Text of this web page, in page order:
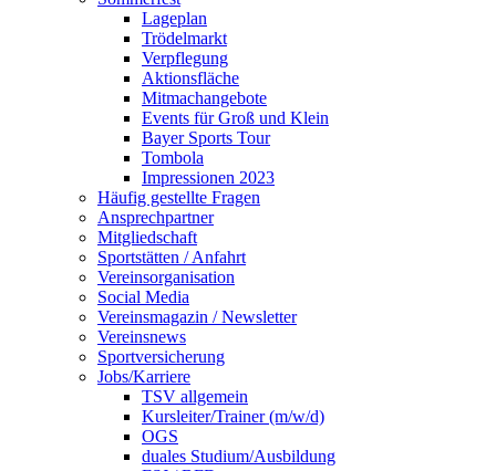
Lageplan
Trödelmarkt
Verpflegung
Aktionsfläche
Mitmachangebote
Events für Groß und Klein
Bayer Sports Tour
Tombola
Impressionen 2023
Häufig gestellte Fragen
Ansprechpartner
Mitgliedschaft
Sportstätten / Anfahrt
Vereinsorganisation
Social Media
Vereinsmagazin / Newsletter
Vereinsnews
Sportversicherung
Jobs/Karriere
TSV allgemein
Kursleiter/Trainer (m/w/d)
OGS
duales Studium/Ausbildung